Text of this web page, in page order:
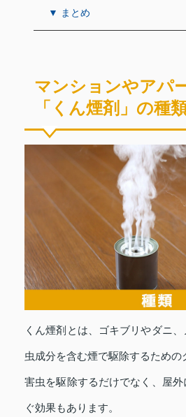
▼ まとめ
マンションやアパ
「くん煙剤」の種
くん煙剤とは、ゴキブリやダニ
虫成分を含む煙で駆除するための
害虫を駆除するだけでなく、屋
ぐ効果もあります。